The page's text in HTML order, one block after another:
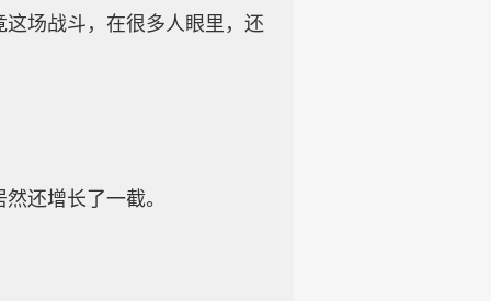
场战斗，在很多人眼里，还
还增长了一截。